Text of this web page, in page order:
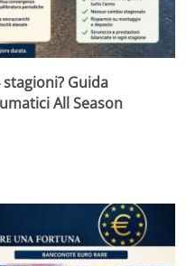
Guida
All Season